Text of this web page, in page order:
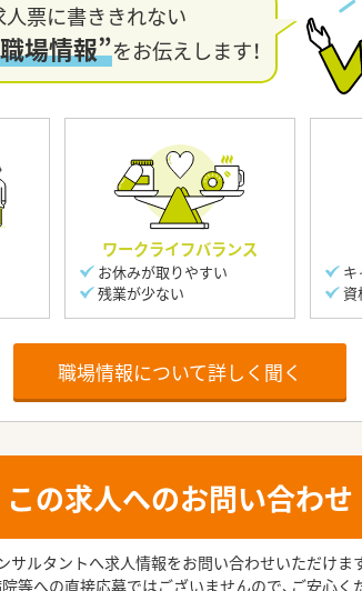
人票に書ききれない
場情報”をお伝えします！
ワークライフバランス
お休みが取りやすい
残業が少ない
資
職場情報について詳しく聞く
この求人へのお問い合わせ
サルタントへ求人情報をお問い合わせいただけま
院等への直接応募ではございませんので、ご安心く